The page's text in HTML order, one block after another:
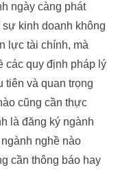
ngày càng phát
kinh doanh không
lực tài chính, mà
các quy định pháp lý
tiên và quan trọng
cũng cần thực
là đăng ký ngành
nghề nào
cần thông báo hay